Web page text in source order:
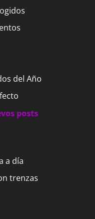
del Año
posts
a día
trenzas